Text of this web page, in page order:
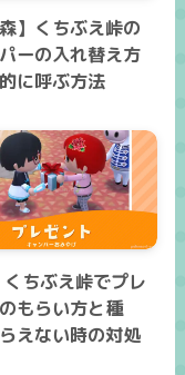
森】くちぶえ峠の
ーの入れ替え方
に呼ぶ方法
ちぶえ峠でプレ
もらい方と種
えない時の対処